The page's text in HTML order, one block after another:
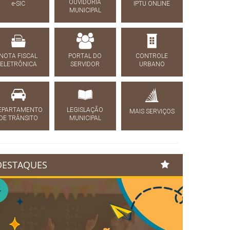
e-SIC
OUVIDORIA
MUNICIPAL
IPTU ONLINE
FISCAL
ELETRÔNICA
PORTAL DO
SERVIDOR
CONTROLE
URBANO
TRÂNSITO
LEGISLAÇÃO
MUNICIPAL
MAIS SERVIÇOS